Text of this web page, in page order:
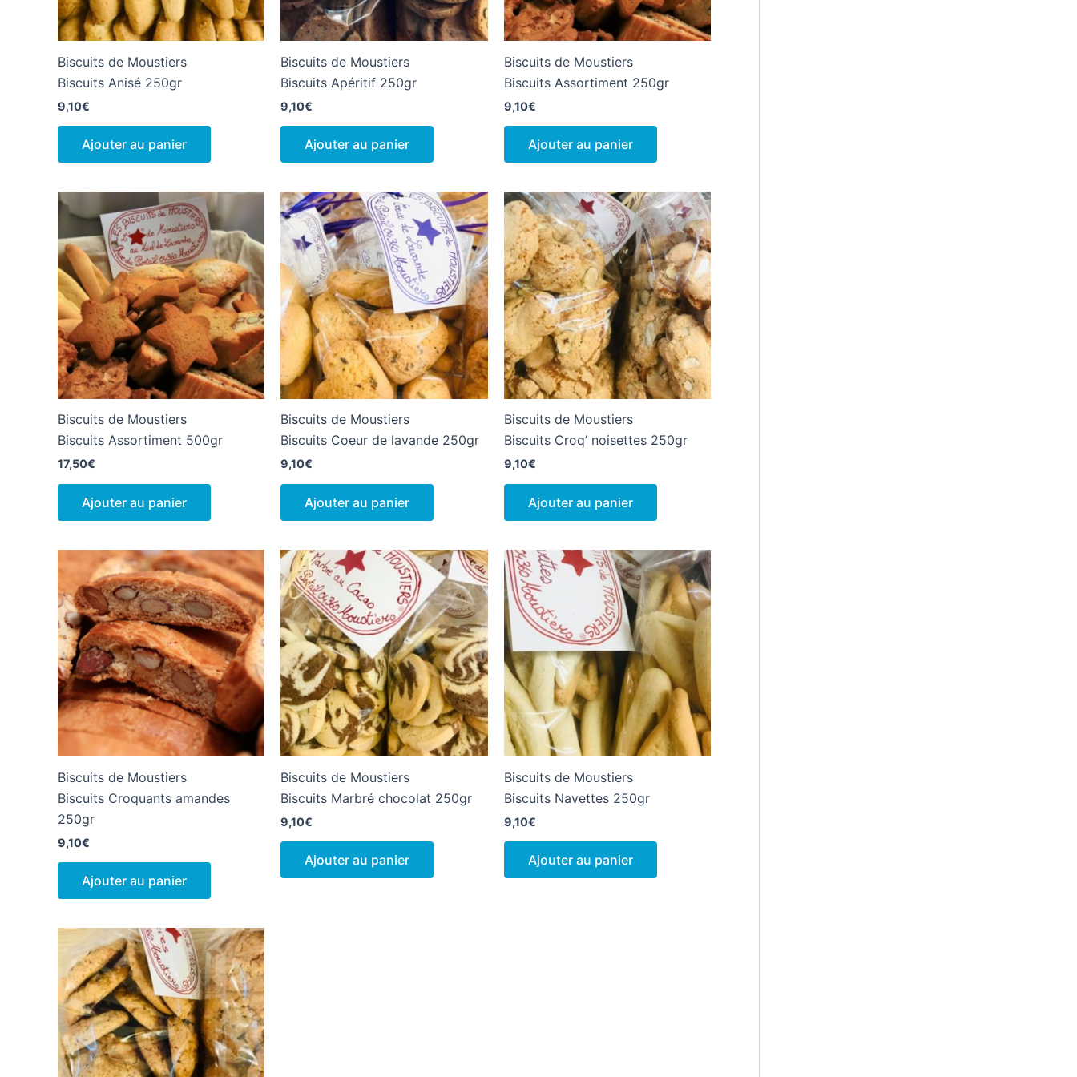
Biscuits de Moustiers
Biscuits Anisé 250gr
9,10€
Ajouter au panier
Biscuits de Moustiers
Biscuits Apéritif 250gr
9,10€
Ajouter au panier
Biscuits de Moustiers
Biscuits Assortiment 250gr
9,10€
Ajouter au panier
Biscuits de Moustiers
Biscuits Assortiment 500gr
17,50€
Ajouter au panier
Biscuits de Moustiers
Biscuits Coeur de lavande 250gr
9,10€
Ajouter au panier
Biscuits de Moustiers
Biscuits Croq’ noisettes 250gr
9,10€
Ajouter au panier
Biscuits de Moustiers
Biscuits Croquants amandes
250gr
9,10€
Ajouter au panier
Biscuits de Moustiers
Biscuits Marbré chocolat 250gr
9,10€
Ajouter au panier
Biscuits de Moustiers
Biscuits Navettes 250gr
9,10€
Ajouter au panier